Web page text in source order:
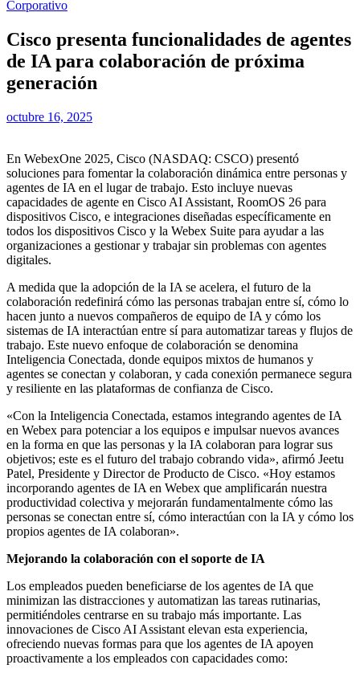
Corporativo
Cisco presenta funcionalidades de agentes
de IA para colaboración de próxima
generación
octubre 16, 2025
En WebexOne 2025, Cisco (NASDAQ: CSCO) presentó
soluciones para fomentar la colaboración dinámica entre personas y
agentes de IA en el lugar de trabajo. Esto incluye nuevas
capacidades de agente en Cisco AI Assistant, RoomOS 26 para
dispositivos Cisco, e integraciones diseñadas específicamente en
todos los dispositivos Cisco y la Webex Suite para ayudar a las
organizaciones a gestionar y trabajar sin problemas con agentes
digitales.
A medida que la adopción de la IA se acelera, el futuro de la
colaboración redefinirá cómo las personas trabajan entre sí, cómo lo
hacen junto a nuevos compañeros de equipo de IA y cómo los
sistemas de IA interactúan entre sí para automatizar tareas y flujos de
trabajo. Este nuevo enfoque de colaboración se denomina
Inteligencia Conectada, donde equipos mixtos de humanos y
agentes se conectan y colaboran, y cada conexión permanece segura
y resiliente en las plataformas de confianza de Cisco.
«Con la Inteligencia Conectada, estamos integrando agentes de IA
en Webex para potenciar a los equipos e impulsar nuevos avances
en la forma en que las personas y la IA colaboran para lograr sus
objetivos; este es el futuro del trabajo cobrando vida», afirmó Jeetu
Patel, Presidente y Director de Producto de Cisco. «Hoy estamos
incorporando agentes de IA en Webex que amplificarán nuestra
productividad colectiva y mejorarán fundamentalmente cómo las
personas se conectan entre sí, cómo interactúan con la IA y cómo los
propios agentes de IA colaboran».
Mejorando la colaboración con el soporte de IA
Los empleados pueden beneficiarse de los agentes de IA que
minimizan las distracciones y automatizan las tareas rutinarias,
permitiéndoles centrarse en su trabajo más importante. Las
innovaciones de Cisco AI Assistant elevan esta experiencia,
ofreciendo nuevas formas para que los agentes de IA apoyen
proactivamente a los empleados con capacidades como: